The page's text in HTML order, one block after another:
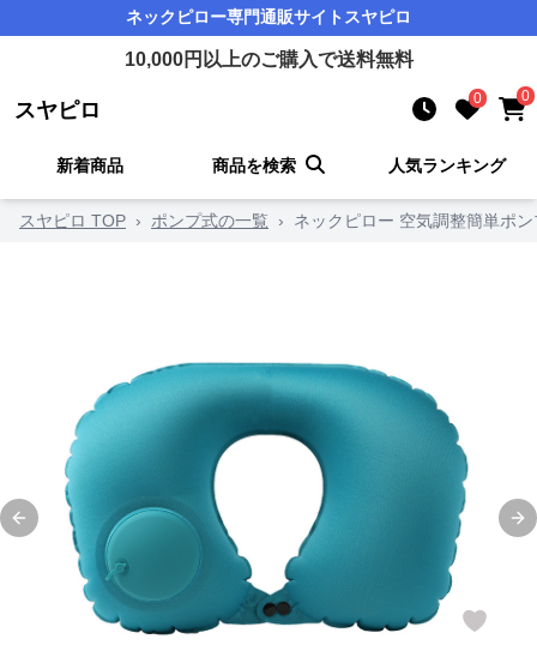
ネックピロー専門通販サイト スヤピロ
10,000円以上のご購入で送料無料
スヤピロ 0 0
新着商品 商品を検索 人気ランキング
スヤピロ TOP › ポンプ式の一覧 › ネックピロー 空気調整簡単ポ
Previous slide